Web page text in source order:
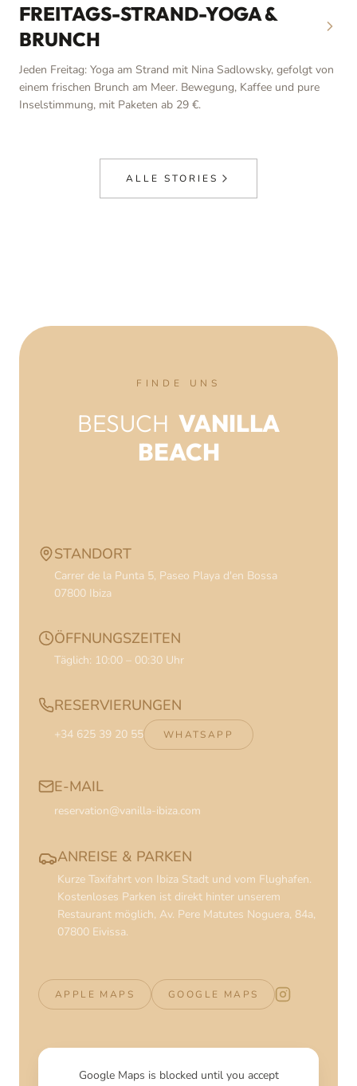
FREITAGS-STRAND-YOGA &
BRUNCH
Jeden Freitag: Yoga am Strand mit Nina Sadlowsky, gefolgt von
einem frischen Brunch am Meer. Bewegung, Kaffee und pure
Inselstimmung, mit Paketen ab 29 €.
ALLE STORIES
FINDE UNS
BESUCH VANILLA
BEACH
KONTAKTINFORMATIONEN
STANDORT
Carrer de la Punta 5, Paseo Playa d'en Bossa
07800 Ibiza
ÖFFNUNGSZEITEN
Täglich: 10:00 – 00:30 Uhr
RESERVIERUNGEN
+34 625 39 20 55 WHATSAPP
E-MAIL
reservation@vanilla-ibiza.com
ANREISE & PARKEN
Kurze Taxifahrt von Ibiza Stadt und vom Flughafen.
Kostenloses Parken ist direkt hinter unserem
Restaurant möglich, Av. Pere Matutes Noguera, 84a,
07800 Eivissa.
APPLE MAPS GOOGLE MAPS
Google Maps is blocked until you accept